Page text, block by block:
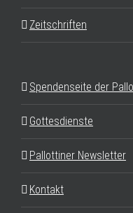
Zeitschriften
Spendenseite der
Gottesdienste
Pallottiner Newsletter
Kontakt